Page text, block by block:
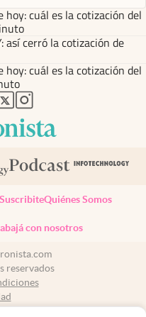
hoy: cuál es la cotización del
así cerró la cotización de
hoy: cuál es la cotización del
pestaña
nueva pestaña
en nueva pestaña
abre en nueva pestaña
abre en nueva pestaña
SuscribiteQuiénes Somos
con nosotros
reservados